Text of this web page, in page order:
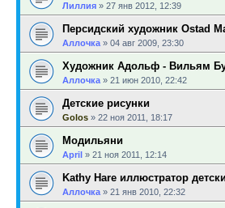
Лиллия » 27 янв 2012, 12:39
Персидский художник Ostad
Аллочка » 04 авг 2009, 23:30
Художник Адольф - Вильям
Аллочка » 21 июн 2010, 22:42
Детские рисунки
Golos » 22 ноя 2011, 18:17
Модильяни
April » 21 ноя 2011, 12:14
Kathy Hare иллюстратор
Аллочка » 21 янв 2010, 22:32